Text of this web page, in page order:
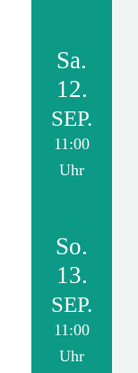
Sa.
12.
SEP.
11:00
Uhr
So.
13.
SEP.
11:00
Uhr